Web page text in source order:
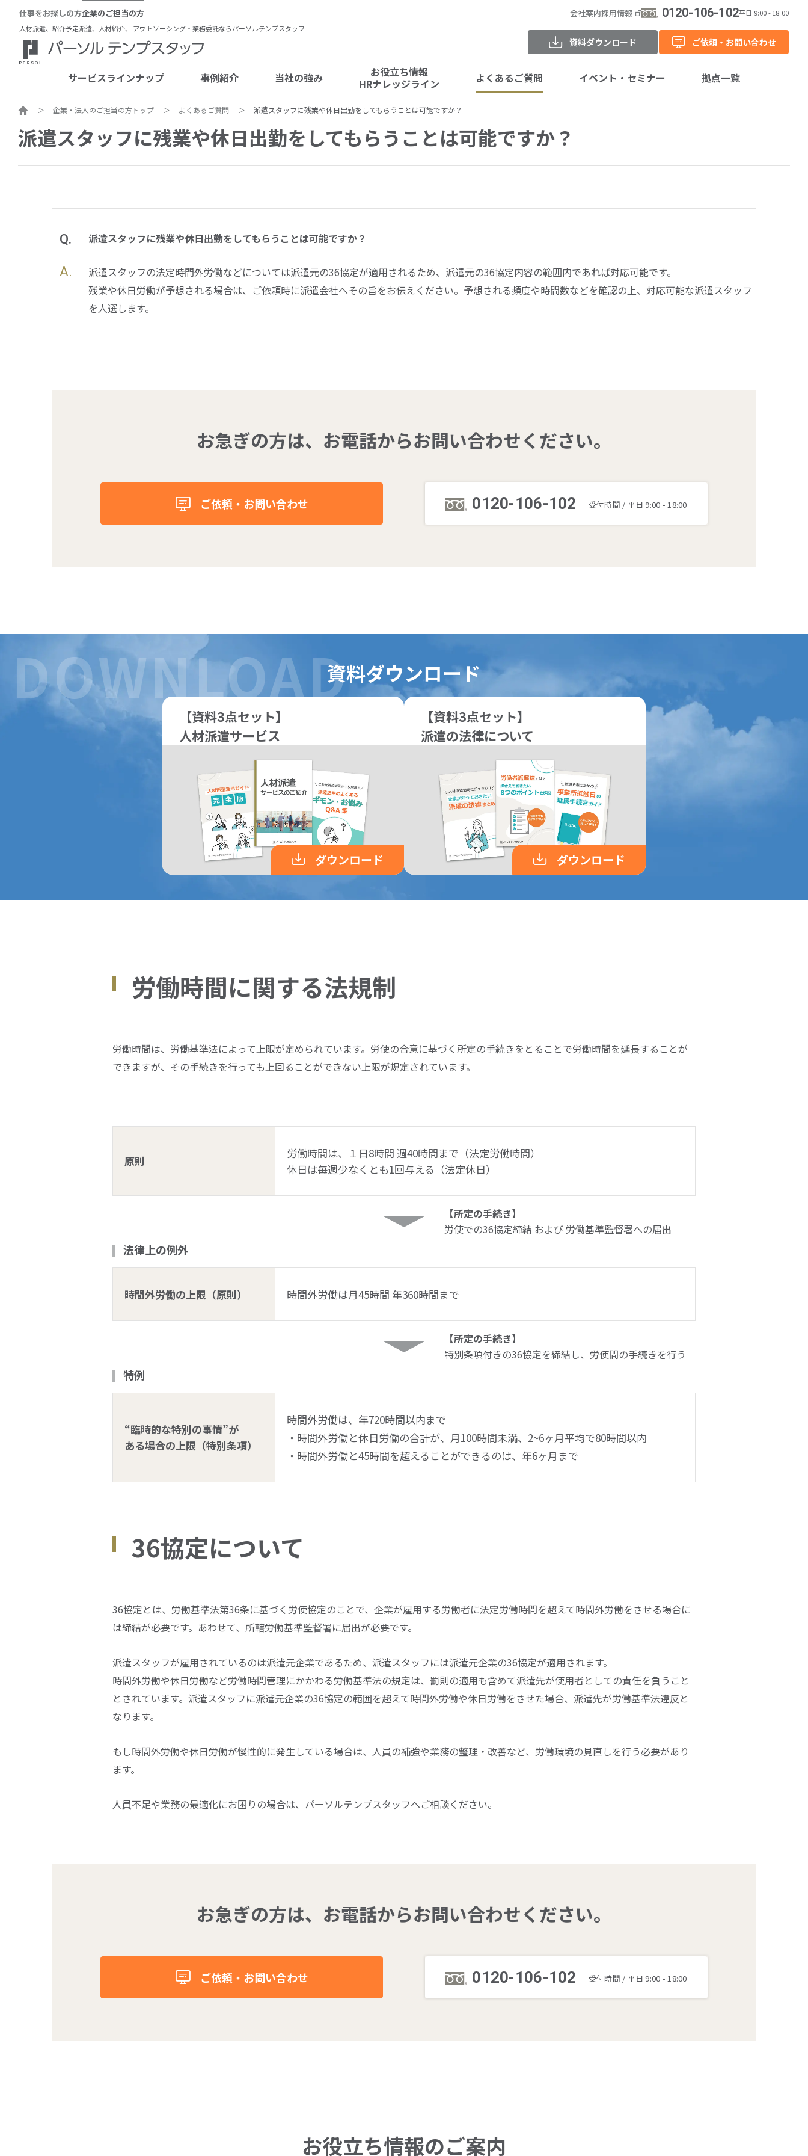
仕事をお探しの方企業のご担当の方
人材派遣、紹介予定派遣、人材紹介、 アウトソーシング・業務委託ならパーソルテンプスタッフ
会社案内採用情報 0120-106-102平日 9:00 - 18:00
資料ダウンロード ご依頼・お問い合わせ
サービスラインナップ
紹介予定派遣
人材紹介
各契約形態の違い
事例紹介
活用事例
当社の強み
お役立ち情報
HRナレッジライン
企業の課題
人事ナレッジ
テンプトレンドデータ
よくあるご質問 イベント・セミナー 拠点一覧
ホーム 企業・法人のご担当の方トップ よくあるご質問 派遣スタッフに残業や休日出勤をしてもらうことは可能ですか？
派遣スタッフに残業や休日出勤をしてもらうことは可能ですか？
Q. 派遣スタッフに残業や休日出勤をしてもらうことは可能ですか？
A.
派遣スタッフの法定時間外労働などについては派遣元の36協定が適用されるため、派遣元の36協定内容の範囲内であれば対応可能です。
残業や休日労働が予想される場合は、ご依頼時に派遣会社へその旨をお伝えください。予想される頻度や時間数などを確認の上、対応可能な派遣スタッフ
を人選します。
お急ぎの方は、 お電話からお問い合わせください。
ご依頼・お問い合わせ 0120-106-102 受付時間 / 平日 9:00 - 18:00
資料ダウンロード
【資料3点セット】
人材派遣サービス
ダウンロード
【資料3点セット】
派遣の法律について
ダウンロード
労働時間に関する法規制
労働時間は、労働基準法によって上限が定められています。労使の合意に基づく所定の手続きをとることで労働時間を延長することが
できますが、その手続きを行っても上回ることができない上限が規定されています。
原則
労働時間は、１日8時間 週40時間まで（法定労働時間）
休日は毎週少なくとも1回与える（法定休日）
【所定の手続き】
労使での36協定締結 および 労働基準監督署への届出
法律上の例外
時間外労働の上限（原則） 時間外労働は月45時間 年360時間まで
【所定の手続き】
特別条項付きの36協定を締結し、労使間の手続きを行う
特例
“臨時的な特別の事情”が
ある場合の上限（特別条項）
時間外労働は、年720時間以内まで
・時間外労働と休日労働の合計が、月100時間未満、2~6ヶ月平均で80時間以内
・時間外労働と45時間を超えることができるのは、年6ヶ月まで
36協定について
36協定とは、労働基準法第36条に基づく労使協定のことで、企業が雇用する労働者に法定労働時間を超えて時間外労働をさせる場合に
は締結が必要です。あわせて、所轄労働基準監督署に届出が必要です。
派遣スタッフが雇用されているのは派遣元企業であるため、派遣スタッフには派遣元企業の36協定が適用されます。
時間外労働や休日労働など労働時間管理にかかわる労働基準法の規定は、罰則の適用も含めて派遣先が使用者としての責任を負うこと
とされています。派遣スタッフに派遣元企業の36協定の範囲を超えて時間外労働や休日労働をさせた場合、派遣先が労働基準法違反と
なります。
もし時間外労働や休日労働が慢性的に発生している場合は、人員の補強や業務の整理・改善など、労働環境の見直しを行う必要があり
ます。
人員不足や業務の最適化にお困りの場合は、パーソルテンプスタッフへご相談ください。
お急ぎの方は、 お電話からお問い合わせください。
ご依頼・お問い合わせ 0120-106-102 受付時間 / 平日 9:00 - 18:00
お役立ち情報のご案内